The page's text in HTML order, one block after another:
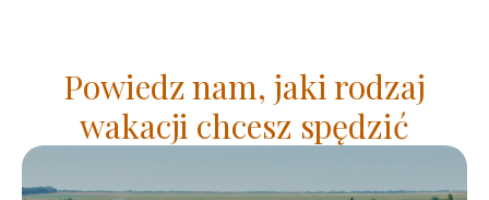
Powiedz nam, jaki rodzaj
wakacji chcesz spędzić